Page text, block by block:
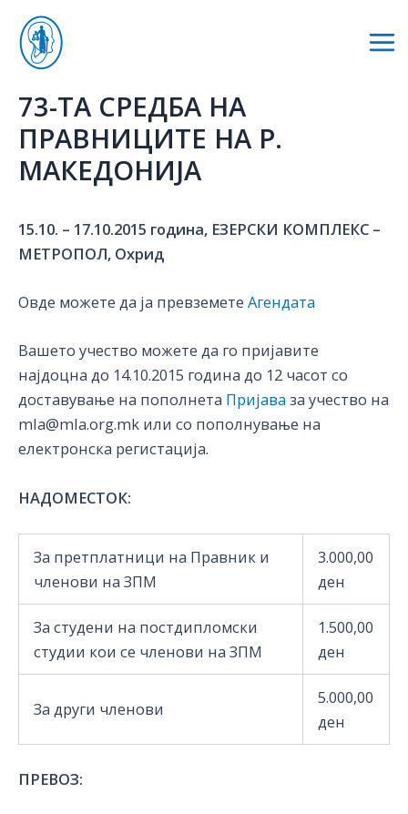
content
73-ТА СРЕДБА НА
ПРАВНИЦИТЕ НА Р.
МАКЕДОНИЈА
15.10. – 17.10.2015 година, ЕЗЕРСКИ КОМПЛЕКС –
МЕТРОПОЛ, Охрид
Овде можете да ја превземете Агендата
Вашето учество можете да го пријавите
најдоцна до 14.10.2015 година до 12 часот со
доставување на пополнета Пријаваза учество на
mla@mla.org.mk или со пополнување на
електронска регистација.
НАДОМЕСТОК:
За претплатници на Правник и
членови на ЗПМ
3.000,00
ден
За студени на постдипломски
студии кои се членови на ЗПМ
1.500,00
ден
За други членови
5.000,00
ден
ПРЕВОЗ: